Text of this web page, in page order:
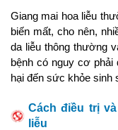
Giang mai hoa liễu
biến mất, cho nên,
da liễu thông thường
bệnh có nguy cơ phải
hại đến sức khỏe sinh
Cách điều trị
liễu